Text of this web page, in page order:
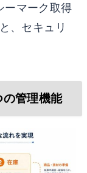
ーマーク取得
、セキュリ
の管理機能